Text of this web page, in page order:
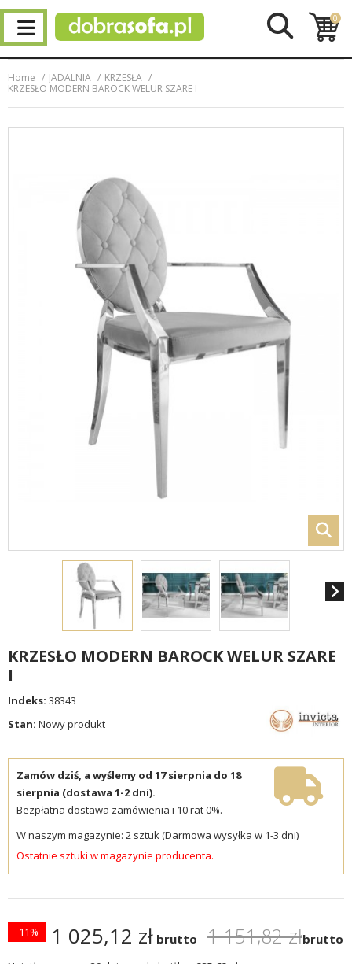
0
Home JADALNIA
KRZESŁA
KRZESŁO MODERN BAROCK WELUR SZARE I
KRZESŁO MODERN BAROCK WELUR SZARE
I
Indeks: 38343
Stan: Nowy produkt
Zamów dziś, a wyślemy od 17 sierpnia do 18
sierpnia (dostawa 1-2 dni).
Bezpłatna dostawa zamówienia i 10 rat 0%.
W naszym magazynie: 2 sztuk (Darmowa wysyłka w 1-3 dni)
Ostatnie sztuki w magazynie producenta.
1 025,12 zł brutto 1 151,82 złbrutto
-11%